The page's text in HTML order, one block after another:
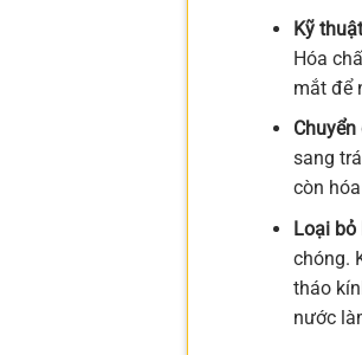
Kỹ
Hóa
mắt để
sang
còn
Loại bỏ
chóng.
tháo
nước